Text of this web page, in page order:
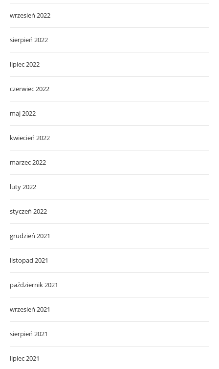
wrzesień 2022
sierpień 2022
lipiec 2022
czerwiec 2022
maj 2022
kwiecień 2022
marzec 2022
luty 2022
styczeń 2022
grudzień 2021
listopad 2021
październik 2021
wrzesień 2021
sierpień 2021
lipiec 2021